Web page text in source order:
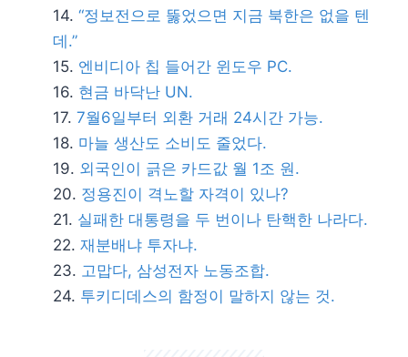
“정보전으로 뚫었으면 지금 북한은 없을 텐
데.”
엔비디아 칩 들어간 윈도우 PC.
현금 바닥난 UN.
7월6일부터 외환 거래 24시간 가능.
마늘 생산도 소비도 줄었다.
외국인이 긁은 카드값 월 1조 원.
정용진이 격노할 자격이 있나?
실패한 대통령을 두 번이나 탄핵한 나라다.
재분배냐 투자냐.
고맙다, 삼성전자 노동조합.
투키디데스의 함정이 말하지 않는 것.